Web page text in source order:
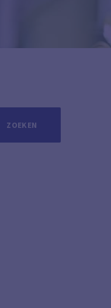
ZOEKEN